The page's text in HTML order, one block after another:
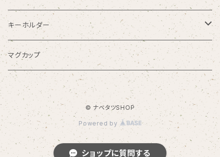
クルマールホワイト
クルマールTシャツ2020
クルマールグレー
クルマールホワイト
クルマール長袖Ｔシャツ・夏
クルマールトートバッグ
花柄クルマールトートバッグ
キーホルダー
4cmサイズ
6cmサイズ
マグカップ
© ナベタツSHOP
Powered by
ショップに質問する